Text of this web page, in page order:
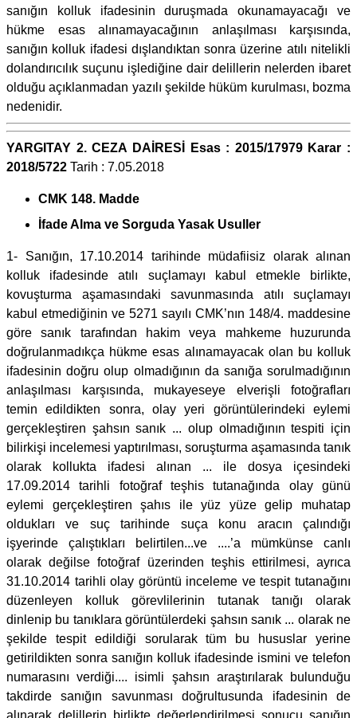
sanığın kolluk ifadesinin duruşmada okunamayacağı ve
hükme esas alınamayacağının anlaşılması karşısında,
sanığın kolluk ifadesi dışlandıktan sonra üzerine atılı nitelikli
dolandırıcılık suçunu işlediğine dair delillerin nelerden ibaret
olduğu açıklanmadan yazılı şekilde hüküm kurulması, bozma
nedenidir.
YARGITAY 2. CEZA DAİRESİ Esas : 2015/17979 Karar :
2018/5722 Tarih : 7.05.2018
CMK 148. Madde
İfade Alma ve Sorguda Yasak Usuller
1- Sanığın, 17.10.2014 tarihinde müdafiisiz olarak alınan
kolluk ifadesinde atılı suçlamayı kabul etmekle birlikte,
kovuşturma aşamasındaki savunmasında atılı suçlamayı
kabul etmediğinin ve 5271 sayılı CMK’nın 148/4. maddesine
göre sanık tarafından hakim veya mahkeme huzurunda
doğrulanmadıkça hükme esas alınamayacak olan bu kolluk
ifadesinin doğru olup olmadığının da sanığa sorulmadığının
anlaşılması karşısında, mukayeseye elverişli fotoğrafları
temin edildikten sonra, olay yeri görüntülerindeki eylemi
gerçekleştiren şahsın sanık ... olup olmadığının tespiti için
bilirkişi incelemesi yaptırılması, soruşturma aşamasında tanık
olarak kollukta ifadesi alınan ... ile dosya içesindeki
17.09.2014 tarihli fotoğraf teşhis tutanağında olay günü
eylemi gerçekleştiren şahıs ile yüz yüze gelip muhatap
oldukları ve suç tarihinde suça konu aracın çalındığı
işyerinde çalıştıkları belirtilen...ve ....’a mümkünse canlı
olarak değilse fotoğraf üzerinden teşhis ettirilmesi, ayrıca
31.10.2014 tarihli olay görüntü inceleme ve tespit tutanağını
düzenleyen kolluk görevlilerinin tutanak tanığı olarak
dinlenip bu tanıklara görüntülerdeki şahsın sanık ... olarak ne
şekilde tespit edildiği sorularak tüm bu hususlar yerine
getirildikten sonra sanığın kolluk ifadesinde ismini ve telefon
numarasını verdiği.... isimli şahsın araştırılarak bulunduğu
takdirde sanığın savunması doğrultusunda ifadesinin de